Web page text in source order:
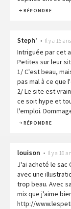
RÉPONDRE
Steph' • Il y a 16 ans
Intriguée par cet
Petites sur leur
1/ C'est beau,
pas mal à ce que
2/ Le site est
ce soit hype et
l'emploi.
RÉPONDRE
louison • Il y a 16
J'ai acheté le sac
avec une
trop beau. Avec
mix que j'aime
http://